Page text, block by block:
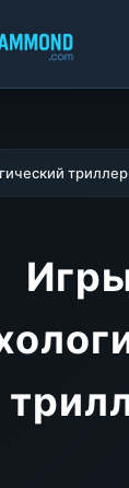
триллер